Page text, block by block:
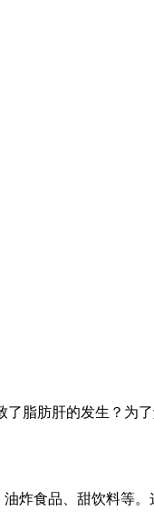
脂肪肝的发生？为
炸食品、甜饮料等